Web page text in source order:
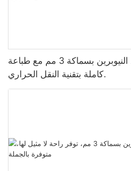
غطاء كوب قهوة من النيوبرين بسماكة 3 مم مع طباعة
كاملة بتقنية النقل الحراري.